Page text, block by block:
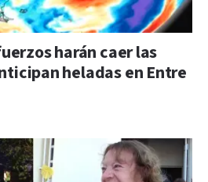
harán caer las
heladas en Entre